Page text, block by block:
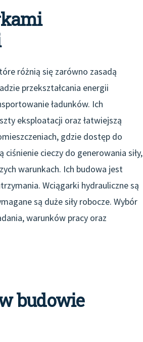
różnią się zarówno zasadą
przekształcania energii
ładunków. Ich
eksploatacji oraz łatwiejszą
gdzie dostęp do
cieczy do generowania siły,
warunkach. Ich budowa jest
Wciągarki hydrauliczne są
są duże siły robocze. Wybór
warunków pracy oraz
budowie